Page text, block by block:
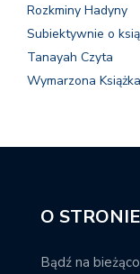
Rozkminy Hadyny
Subiektywnie o
Tanayah Czyta
Wymarzona Książka
O STRONIE
Bądź na